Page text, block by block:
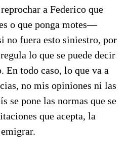
a Federico que
o que ponga motes—
no fuera esto siniestro, por
lo que se puede decir
En todo caso, lo que va a
no mis opiniones ni las
se pone las normas que se
que acepta, la